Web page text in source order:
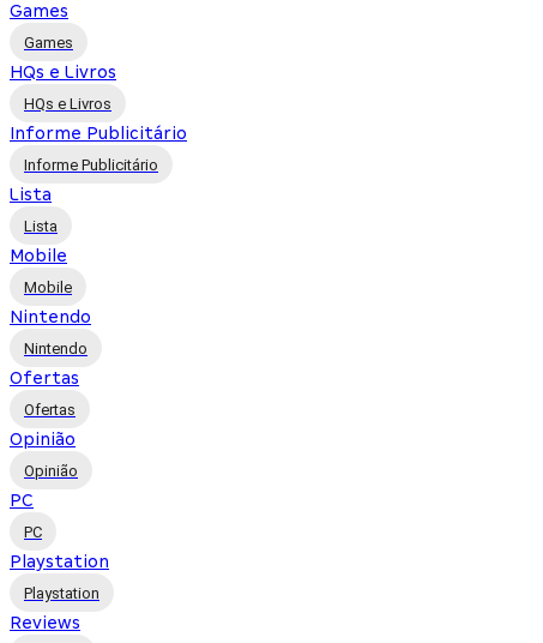
Games
Games
HQs e Livros
HQs e Livros
Informe Publicitário
Informe Publicitário
Lista
Lista
Mobile
Mobile
Nintendo
Nintendo
Ofertas
Ofertas
Opinião
Opinião
PC
PC
Playstation
Playstation
Reviews